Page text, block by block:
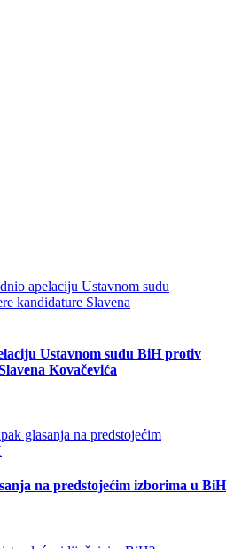
Ustavnom sudu BiH protiv
Kovačevića
na predstojećim izborima u BiH